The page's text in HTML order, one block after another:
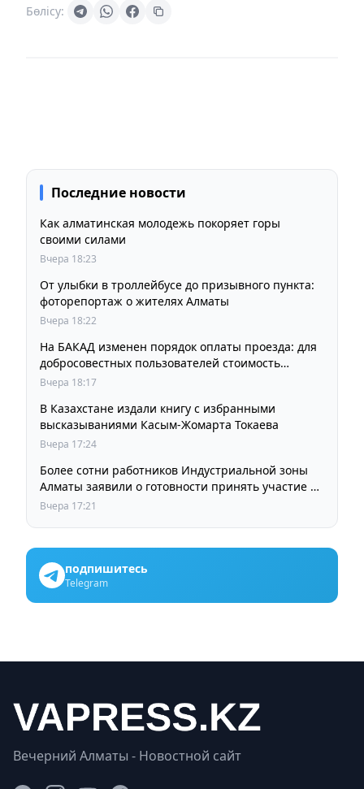
Бөлісу:
Последние новости
Как алматинская молодежь покоряет горы
своими силами
Вчера 18:23
От улыбки в троллейбусе до призывного пункта:
фоторепортаж о жителях Алматы
Вчера 18:22
На БАКАД изменен порядок оплаты проезда: для
добросовестных пользователей стоимость
остается прежней
Вчера 18:17
В Казахстане издали книгу с избранными
высказываниями Касым-Жомарта Токаева
Вчера 17:24
Более сотни работников Индустриальной зоны
Алматы заявили о готовности принять участие в
выборах членов Курылтая
Вчера 17:21
подпишитесь
Telegram
Вечерний Алматы - Новостной сайт